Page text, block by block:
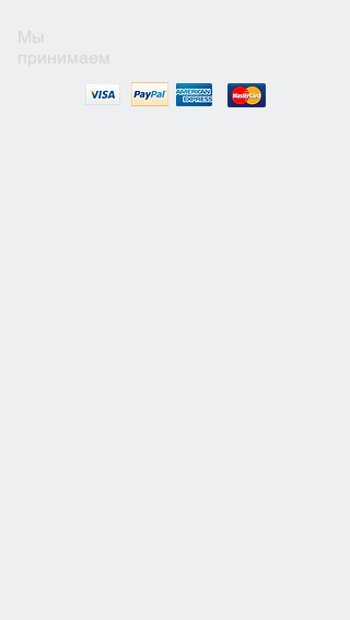
Мы
принимаем